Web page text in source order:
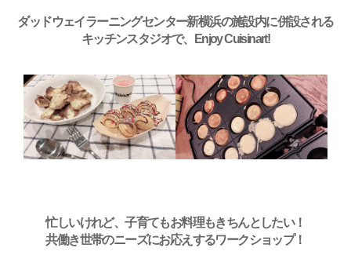
ダッドウェイラーニングセンター新横浜の施設内に併設される
キッチンスタジオで、Enjoy Cuisinart!
忙しいけれど、子育てもお料理もきちんとしたい！
共働き世帯のニーズにお応えするワークショップ！